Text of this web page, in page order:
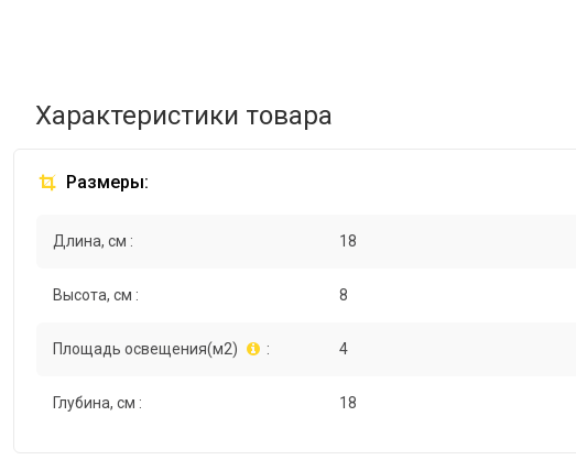
Характеристики товара
Размеры:
Длина, см : 18
Высота, см : 8
Площадь освещения(м2) : 4
Глубина, см : 18